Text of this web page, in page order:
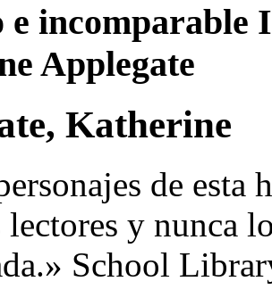
e incomparable
Applegate
Katherine
de esta
lectores y nunca
School